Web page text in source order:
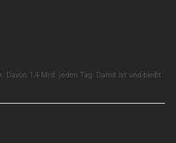
Davon 1,4 Mrd. jeden Tag. Damit ist und bleibt